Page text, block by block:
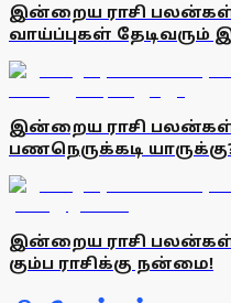
இன்றைய ராசி பலன்கள்
வாய்ப்புகள் தேடிவரும்
இன்றைய ராசி பலன்கள்
பணநெருக்கடி
இன்றைய ராசி பலன்கள்
கும்ப ராசிக்கு நன்மை!